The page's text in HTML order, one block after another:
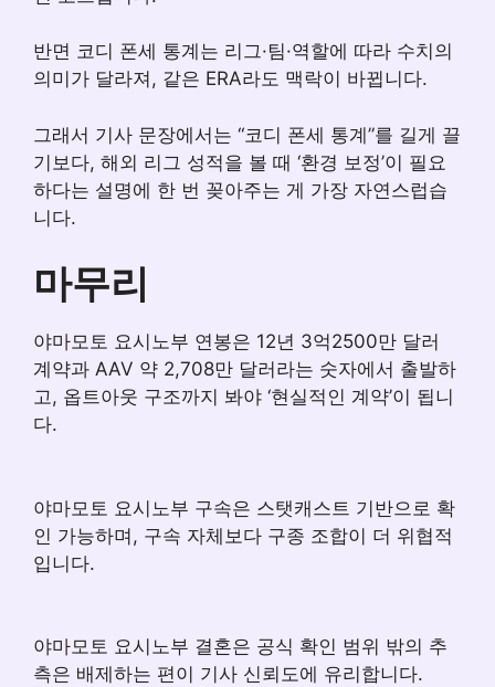
반면 코디 폰세 통계는 리그·팀·역할에 따라 수치의
의미가 달라져, 같은 ERA라도 맥락이 바뀝니다.
그래서 기사 문장에서는 “코디 폰세 통계”를 길게 끌
기보다, 해외 리그 성적을 볼 때 ‘환경 보정’이 필요
하다는 설명에 한 번 꽂아주는 게 가장 자연스럽습
니다.
마무리
야마모토 요시노부 연봉은 12년 3억2500만 달러
계약과 AAV 약 2,708만 달러라는 숫자에서 출발하
고, 옵트아웃 구조까지 봐야 ‘현실적인 계약’이 됩니
다.
야마모토 요시노부 구속은 스탯캐스트 기반으로 확
인 가능하며, 구속 자체보다 구종 조합이 더 위협적
입니다.
야마모토 요시노부 결혼은 공식 확인 범위 밖의 추
측은 배제하는 편이 기사 신뢰도에 유리합니다.